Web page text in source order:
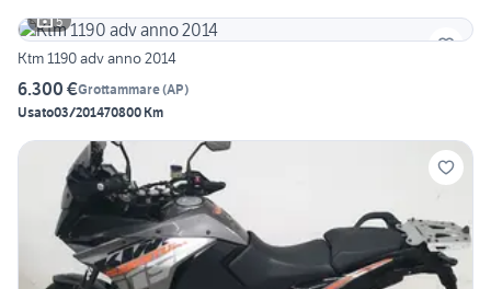
5
Ktm 1190 adv anno 2014
6.300 €Grottammare(AP)
Usato03/201470800 Km